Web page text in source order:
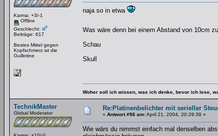
Karma: +3/-1
Offline
Geschlecht:
Beiträge: 617
Bestes Mittel gegen
Kopfschmerz ist die
Guillotine
naja so in etwa
Was wäre denn bei einem Abstand von 10cm
Schau
Skull
Woher soll ich wissen, was ich denke, bevor ich lese,
TechnikMaster
Global Moderator
Re:Platinenbelichter mit serieller
« Antwort #96 am:April 21, 2004, 20:29:38 »
Wie wärs du nimmst einfach mal denselben